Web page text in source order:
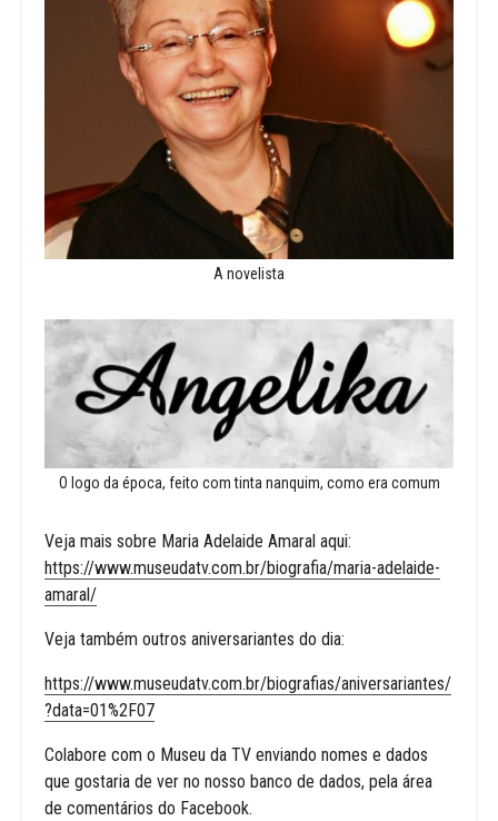
A novelista
O logo da época, feito com tinta nanquim, como era comum
Veja mais sobre Maria Adelaide Amaral aqui:
https://www.museudatv.com.br/biografia/maria-adelaide-
amaral/
Veja também outros aniversariantes do dia:
https://www.museudatv.com.br/biografias/aniversariantes/
?data=01%2F07
Colabore com o Museu da TV enviando nomes e dados
que gostaria de ver no nosso banco de dados, pela área
de comentários do Facebook.